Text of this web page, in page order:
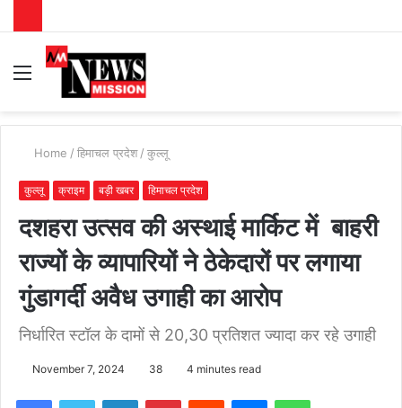
Menu
Home / हिमाचल प्रदेश / कुल्लू
कुल्लू क्राइम बड़ी खबर हिमाचल प्रदेश
दशहरा उत्सव की अस्थाई मार्किट में बाहरी
राज्यों के व्यापारियों ने ठेकेदारों पर लगाया
गुंडागर्दी अवैध उगाही का आरोप
निर्धारित स्टॉल के दामों से 20,30 प्रतिशत ज्यादा कर रहे उगाही
November 7, 2024 38 4 minutes read